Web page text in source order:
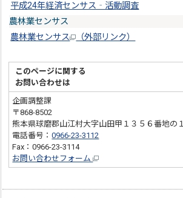
平成24年経済センサス‐活動調査
農林業センサス
農林業センサス
（外部リンク）
このページに関する
お問い合わせは
企画調整課
〒868-8502
熊本県球磨郡山江村大字山田甲１３５６番地の１
電話番号：0966-23-3112
Fax：0966-23-3114
お問い合わせフォーム